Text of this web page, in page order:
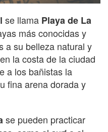
se llama Playa de La
más conocidas y
a su belleza natural y
la costa de la ciudad
a los bañistas la
fina arena dorada y
se pueden practicar